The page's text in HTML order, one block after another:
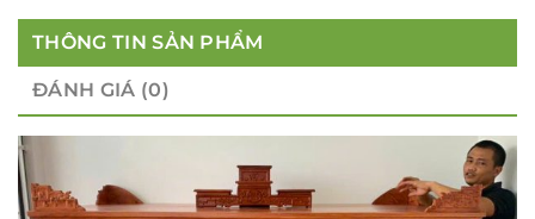
THÔNG TIN SẢN PHẨM
ĐÁNH GIÁ (0)